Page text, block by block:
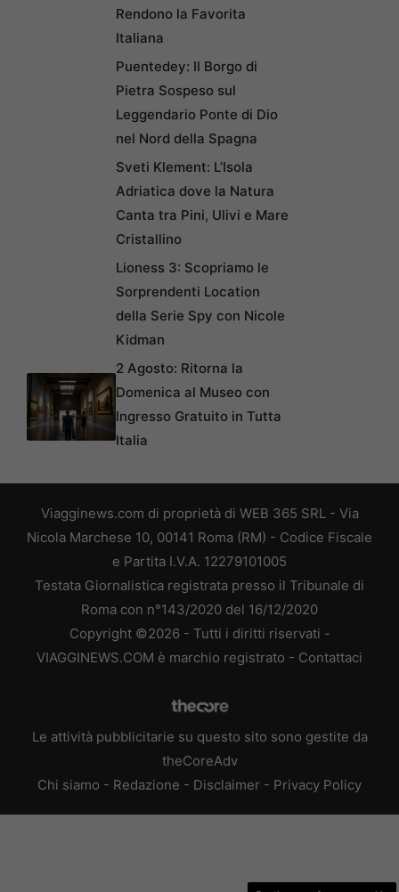
Rendono la Favorita
Italiana
Puentedey: Il Borgo di
Pietra Sospeso sul
Leggendario Ponte di Dio
nel Nord della Spagna
Sveti Klement: L’Isola
Adriatica dove la Natura
Canta tra Pini, Ulivi e Mare
Cristallino
Lioness 3: Scopriamo le
Sorprendenti Location
della Serie Spy con Nicole
Kidman
2 Agosto: Ritorna la
Domenica al Museo con
Ingresso Gratuito in Tutta
Italia
Viagginews.com di proprietà di WEB 365 SRL - Via
Nicola Marchese 10, 00141 Roma (RM) - Codice Fiscale
e Partita I.V.A. 12279101005
Testata Giornalistica registrata presso il Tribunale di
Roma con n°143/2020 del 16/12/2020
Copyright ©2026 - Tutti i diritti riservati -
VIAGGINEWS.COM è marchio registrato - Contattaci
Le attività pubblicitarie su questo sito sono gestite da
theCoreAdv
Chi siamo - Redazione - Disclaimer - Privacy Policy